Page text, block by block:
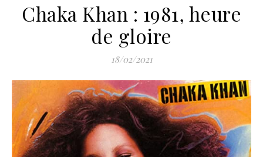
Chaka Khan : 1981, heure
de gloire
18/02/2021